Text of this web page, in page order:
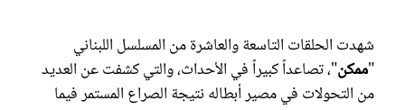
شهدت الحلقات التاسعة والعاشرة من المسلسل اللبناني
"ممكن"، تصاعداً كبيراً في الأحداث، والتي كشفت عن العديد
من التحولات في مصير أبطاله نتيجة الصراع المستمر فيما
مجلة سيدتي